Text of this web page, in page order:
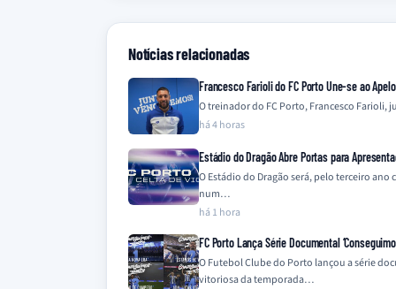
Notícias relacionadas
Francesco Farioli do FC Porto Une-se ao
O treinador do FC Porto, Francesco
há 4 horas
Estádio do Dragão Abre Portas para
O Estádio do Dragão será, pelo terceiro
num…
há 1 hora
FC Porto Lança Série Documental
O Futebol Clube do Porto lançou a série
vitoriosa da temporada…